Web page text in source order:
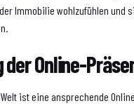
Immobilie wohlzufühlen und
der Online-
ist eine ansprechende